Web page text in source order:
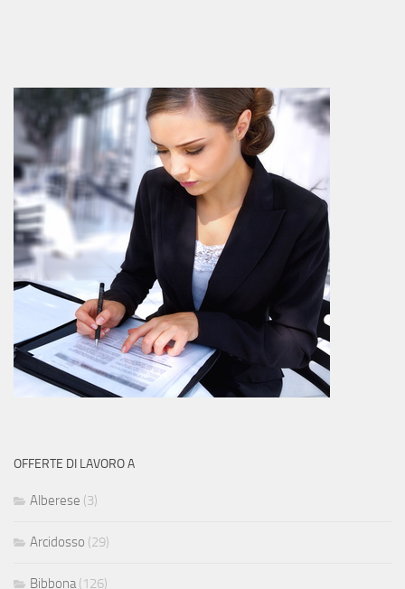
OFFERTE DI LAVORO A
Alberese (3)
Arcidosso (29)
Bibbona (126)